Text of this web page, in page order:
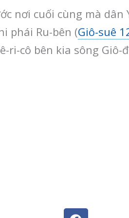
nơi cuối cùng mà dân
phái Ru-bên (Giô-suê
ri-cô bên kia sông Giô-
F